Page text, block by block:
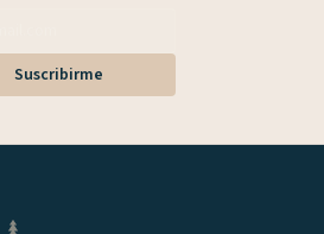
Suscribirme